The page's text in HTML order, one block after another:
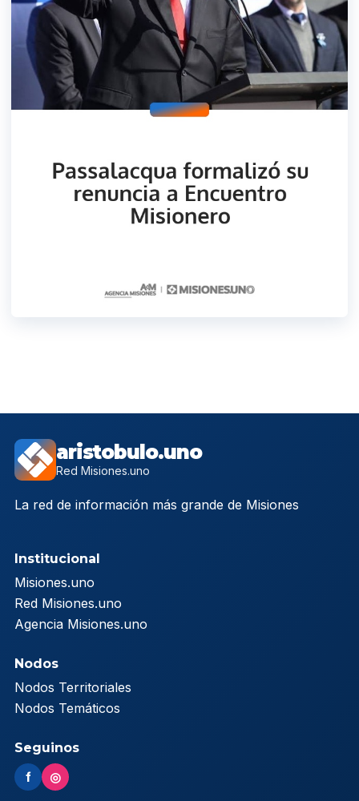
aristobulo.uno
Red Misiones.uno
La red de información más grande de Misiones
Institucional
Misiones.uno
Red Misiones.uno
Agencia Misiones.uno
Nodos
Nodos Territoriales
Nodos Temáticos
Seguinos
f ◎